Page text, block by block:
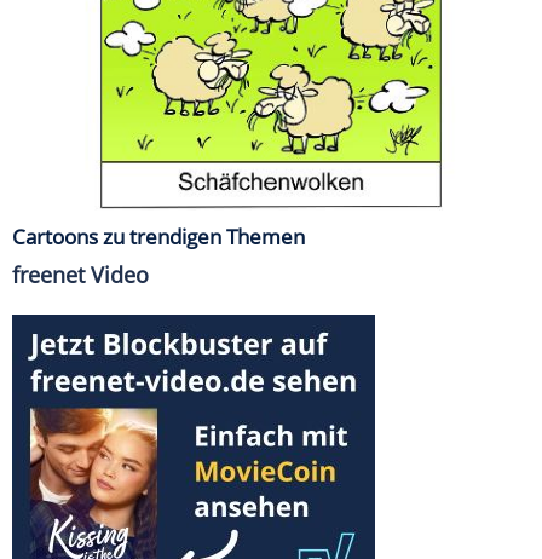
Cartoons zu trendigen Themen
freenet Video